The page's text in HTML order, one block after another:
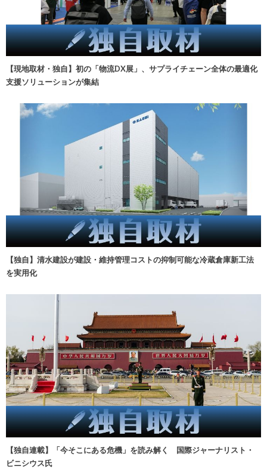
【現地取材・独自】初の「物流DX展」、サプライチェーン全体の最適化
支援ソリューションが集結
【独自】清水建設が建設・維持管理コストの抑制可能な冷蔵倉庫新工法
を実用化
【独自連載】「今そこにある危機」を読み解く 国際ジャーナリスト・
ビニシウス氏